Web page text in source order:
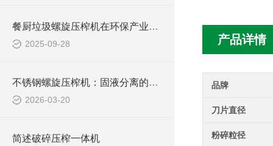
产品详情
品牌
刀片直径
粉碎粒径
餐厨垃圾螺旋压榨机在环保产业中的重要应用
2025-09-28
不锈钢螺旋压榨机：固液分离的高效机械设备
2026-03-20
简述破碎压榨一体机